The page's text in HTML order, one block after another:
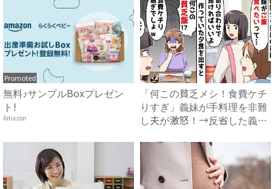
Promoted
無料♪サンプルBoxプレゼン
ト!
Amazon
「何この貧乏メシ！食費ケチ
りすぎ」義妹が手料理を非難
し夫が激怒！→反省した義妹